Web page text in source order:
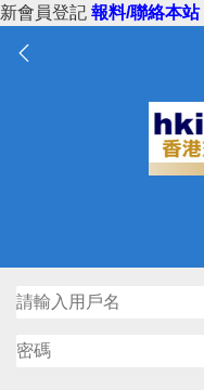
新會員登記 報料/聯絡本站